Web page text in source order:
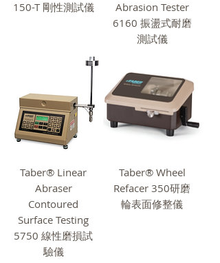
150-T 剛性測試儀
Abrasion Tester
6160 振盪式耐磨
測試儀
Taber® Linear
Abraser
Contoured
Surface Testing
5750 線性磨損試
驗儀
Taber® Wheel
Refacer 350研磨
輪表面修整儀